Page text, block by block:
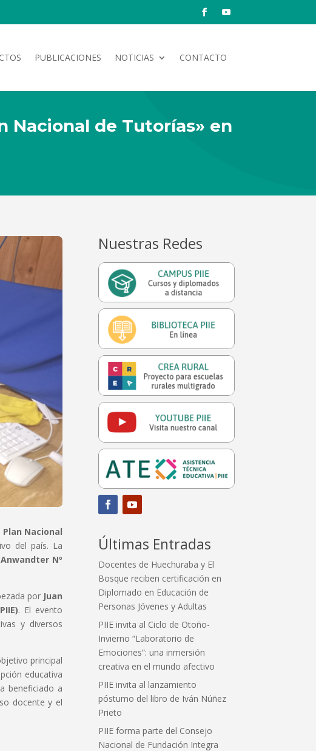
PUBLICACIONES NOTICIAS CONTACTO
Nacional de Tutorías» en
Nacional
del país. La
Nº
por Juan
. El evento
y diversos
principal
educativa
beneficiado a
docente y el
Nuestras Redes
Últimas Entradas
Docentes de Huechuraba y El
Bosque reciben certificación en
Diplomado en Educación de
Personas Jóvenes y Adultas
PIIE invita al Ciclo de Otoño-
Invierno “Laboratorio de
Emociones”: una inmersión
creativa en el mundo afectivo
PIIE invita al lanzamiento
póstumo del libro de Iván Núñez
Prieto
PIIE forma parte del Consejo
Nacional de Fundación Integra